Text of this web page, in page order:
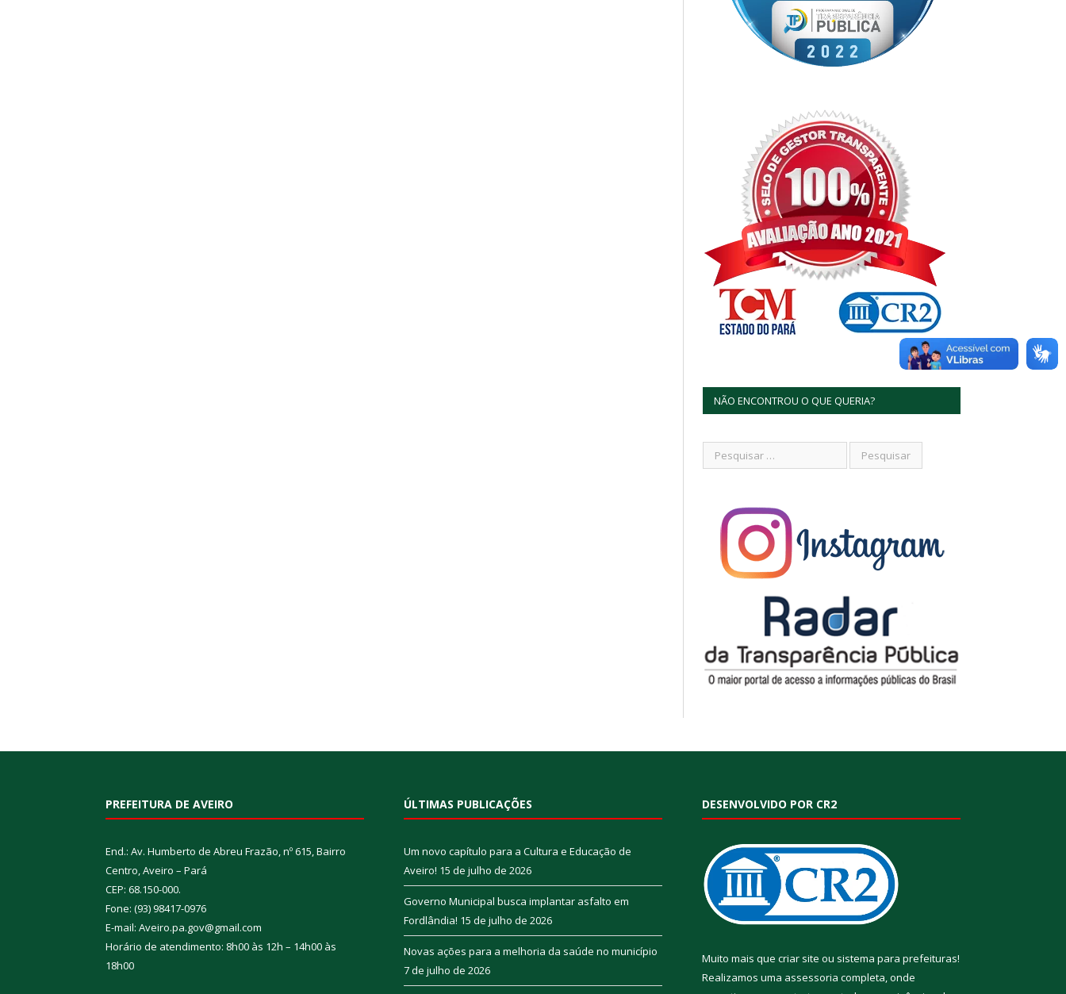
NÃO ENCONTROU O QUE QUERIA?
PREFEITURA DE AVEIRO
End.: Av. Humberto de Abreu Frazão, nº 615, Bairro
Centro, Aveiro – Pará
CEP: 68.150-000.
Fone: (93) 98417-0976
E-mail: Aveiro.pa.gov@gmail.com
Horário de atendimento: 8h00 às 12h – 14h00 às
18h00
ÚLTIMAS PUBLICAÇÕES
Um novo capítulo para a Cultura e Educação de
Aveiro! 15 de julho de 2026
Governo Municipal busca implantar asfalto em
Fordlândia! 15 de julho de 2026
Novas ações para a melhoria da saúde no município
7 de julho de 2026
DESENVOLVIDO POR CR2
Muito mais que criar site ou sistema para prefeituras!
Realizamos uma assessoria completa, onde